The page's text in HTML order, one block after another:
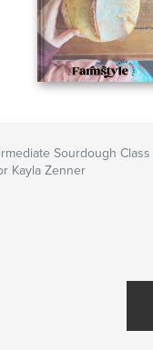
Sourdough
Kayla Zenner